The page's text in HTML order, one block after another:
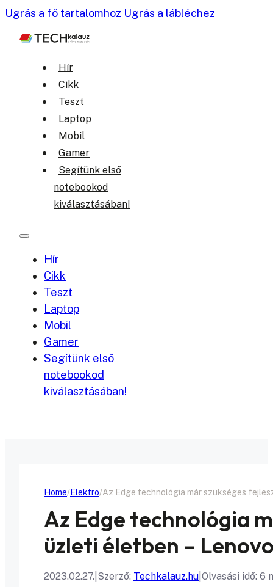
Ugrás a fő tartalomhoz Ugrás a lábléchez
Hír
Cikk
Teszt
Laptop
Mobil
Gamer
Segítünk első
notebookod
kiválasztásában!
Hír
Cikk
Teszt
Laptop
Mobil
Gamer
Segítünk első
notebookod
kiválasztásában!
Home Elektro Az Edge technológia már szükséges
Az Edge technológia
üzleti életben –
2023.02.27. Szerző: Techkalauz.hu Olvasási idő: 6